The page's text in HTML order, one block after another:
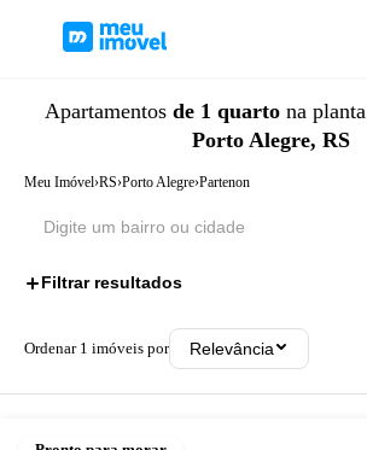
Apartamentos de 1 quarto na planta
Porto Alegre, RS
Meu Imóvel›RS›Porto Alegre›Partenon
Filtrar resultados
Ordenar 1 imóveis por Relevância